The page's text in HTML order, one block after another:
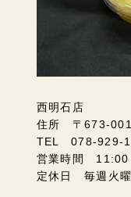
西明石店
住所 〒673-
TEL 078-929-
営業時間 11:00
定休日 毎週火曜